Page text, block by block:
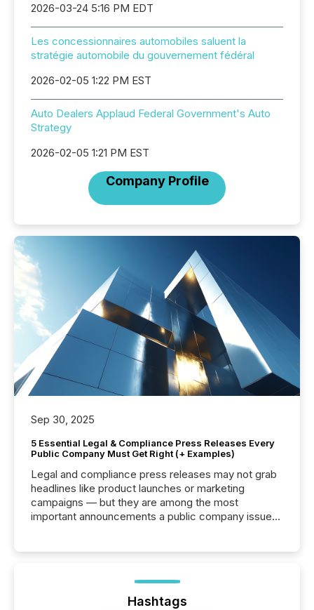
2026-03-24 5:16 PM EDT
Les concessionnaires automobiles saluent la
stratégie automobile du gouvernement fédéral
2026-02-05 1:22 PM EST
Auto Dealers Applaud Federal Government's Auto
Strategy
2026-02-05 1:21 PM EST
Company Profile
Sep 30, 2025
5 Essential Legal & Compliance Press Releases Every
Public Company Must Get Right (+ Examples)
Legal and compliance press releases may not grab
headlines like product launches or marketing
campaigns — but they are among the most
important announcements a public company issues.
highlight five critical legal and compliance press
Hashtags